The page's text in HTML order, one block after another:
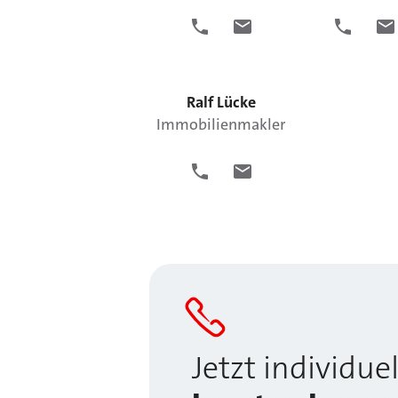
Ralf Lücke
Immobilienmakler
Jetzt